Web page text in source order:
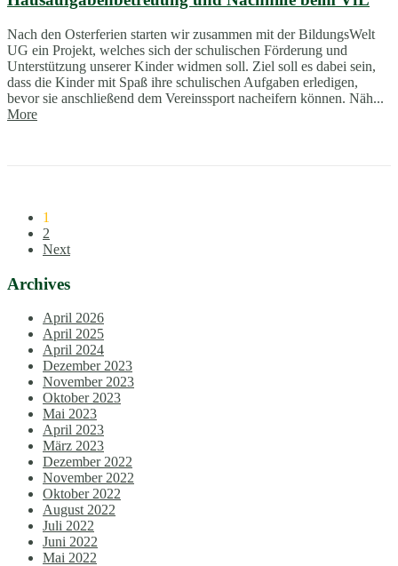
Nach den Osterferien starten wir zusammen mit der BildungsWelt
UG ein Projekt, welches sich der schulischen Förderung und
Unterstützung unserer Kinder widmen soll. Ziel soll es dabei sein,
dass die Kinder mit Spaß ihre schulischen Aufgaben erledigen,
bevor sie anschließend dem Vereinssport nacheifern können. Näh...
More
1
2
Next
Archives
April 2026
April 2025
April 2024
Dezember 2023
November 2023
Oktober 2023
Mai 2023
April 2023
März 2023
Dezember 2022
November 2022
Oktober 2022
August 2022
Juli 2022
Juni 2022
Mai 2022